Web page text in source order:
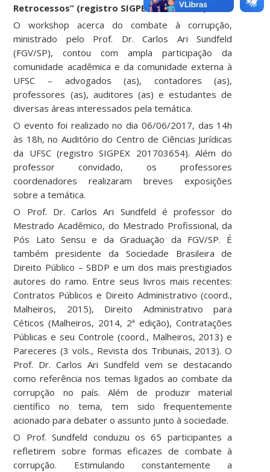
Retrocessos” (registro SIGPEX 201703654)
O workshop acerca do combate à corrupção,
ministrado pelo Prof. Dr. Carlos Ari Sundfeld
(FGV/SP), contou com ampla participação da
comunidade acadêmica e da comunidade externa à
UFSC – advogados (as), contadores (as),
professores (as), auditores (as) e estudantes de
diversas áreas interessados pela temática.
O evento foi realizado no dia 06/06/2017, das 14h
às 18h, no Auditório do Centro de Ciências Jurídicas
da UFSC (registro SIGPEX 201703654). Além do
professor convidado, os professores
coordenadores realizaram breves exposições
sobre a temática.
O Prof. Dr. Carlos Ari Sundfeld é professor do
Mestrado Acadêmico, do Mestrado Profissional, da
Pós Lato Sensu e da Graduação da FGV/SP. É
também presidente da Sociedade Brasileira de
Direito Público – SBDP e um dos mais prestigiados
autores do ramo. Entre seus livros mais recentes:
Contratos Públicos e Direito Administrativo (coord.,
Malheiros, 2015), Direito Administrativo para
Céticos (Malheiros, 2014, 2ª edição), Contratações
Públicas e seu Controle (coord., Malheiros, 2013) e
Pareceres (3 vols., Revista dos Tribunais, 2013). O
Prof. Dr. Carlos Ari Sundfeld vem se destacando
como referência nos temas ligados ao combate da
corrupção no país. Além de produzir material
científico no tema, tem sido frequentemente
acionado para debater o assunto junto à sociedade.
O Prof. Sundfeld conduziu os 65 participantes a
refletirem sobre formas eficazes de combate à
corrupção. Estimulando constantemente a